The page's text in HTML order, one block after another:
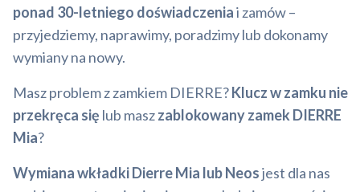
ponad 30-letniego doświadczeniai zamów –
przyjedziemy, naprawimy, poradzimy lub dokonamy
wymiany na nowy.
Masz problem z zamkiem DIERRE?Klucz w zamku nie
przekręca się lub maszzablokowany zamek DIERRE
Mia?
Wymiana wkładki Dierre Mia lub Neosjest dla nas